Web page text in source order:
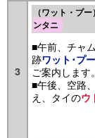
3
（ワット・プ
ンタニ
■午前、チャ
跡ワット･プ
ご案内します
■午後、空路
え、タイのウ